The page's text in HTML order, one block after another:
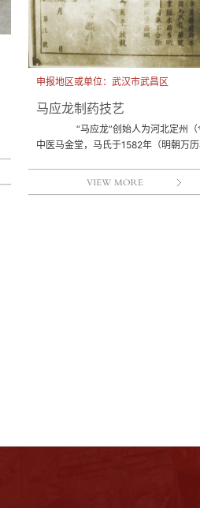
申报地区或单位：武汉市武昌区
马应龙制药技艺
“马应龙”创始人为河北定州（
中医马金堂，马氏于1582年（明朝万